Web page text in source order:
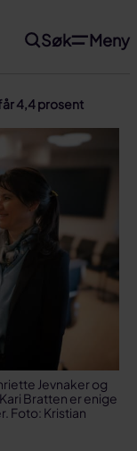
Søk Meny
4,4 prosent
Jevnaker og
Bratten er enige
Foto: Kristian